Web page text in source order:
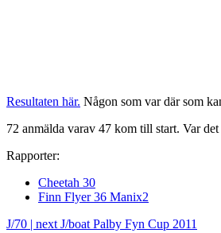
Resultaten här. Någon som var där som
72 anmälda varav 47 kom till start. Var det
Rapporter:
Cheetah 30
Finn Flyer 36 Manix2
J/70 | next J/boat Palby Fyn Cup 2011